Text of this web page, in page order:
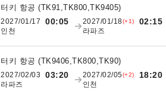
터키 항공 (TK91,TK800,TK9405)
2027/01/17 00:05
인천
2027/01/18(+1) 02:15
라파즈
터키 항공 (TK9406,TK800,TK90)
2027/02/03 03:20
라파즈
2027/02/05(+2) 18:20
인천